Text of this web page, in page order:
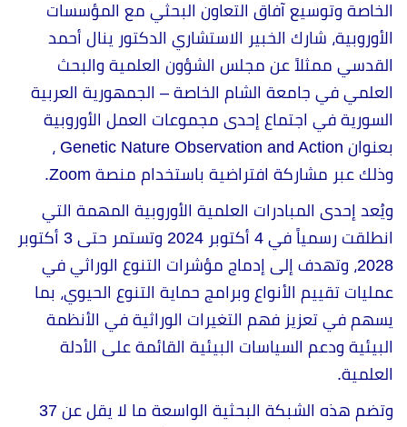
الخاصة وتوسيع آفاق التعاون البحثي مع المؤسسات
الأوروبية، شارك الخبير الاستشاري الدكتور ينال أحمد
القدسي ممثلاً عن مجلس الشؤون العلمية والبحث
العلمي في جامعة الشام الخاصة – الجمهورية العربية
السورية في اجتماع إحدى مجموعات العمل الأوروبية
بعنوان Genetic Nature Observation and Action ،
وذلك عبر مشاركة افتراضية باستخدام منصة Zoom.
ويُعد إحدى المبادرات العلمية الأوروبية المهمة التي
انطلقت رسمياً في 4 أكتوبر 2024 وتستمر حتى 3 أكتوبر
2028، وتهدف إلى إدماج مؤشرات التنوع الوراثي في
عمليات تقييم الأنواع وبرامج حماية التنوع الحيوي، بما
يسهم في تعزيز فهم التغيرات الوراثية في الأنظمة
البيئية ودعم السياسات البيئية القائمة على الأدلة
العلمية.
وتضم هذه الشبكة البحثية الواسعة ما لا يقل عن 37